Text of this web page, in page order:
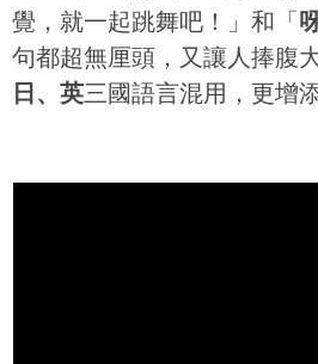
覺，就一起跳舞吧！」和「
句都超無厘頭，又讓人捧腹
日、英三國語言混用，更增